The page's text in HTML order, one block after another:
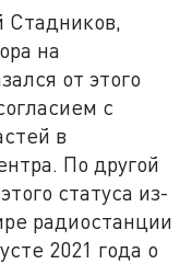
Стадников,
на
от этого
с
в
По другой
статуса из-
радиостанции
2021 года о